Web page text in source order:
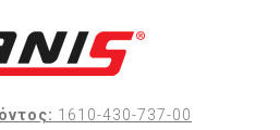
1610-430-737-00